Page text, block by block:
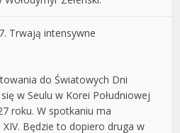
Trwają intensywne
do Światowych Dni
w Seulu w Korei Południowej
roku. W spotkaniu ma
Będzie to dopiero druga w